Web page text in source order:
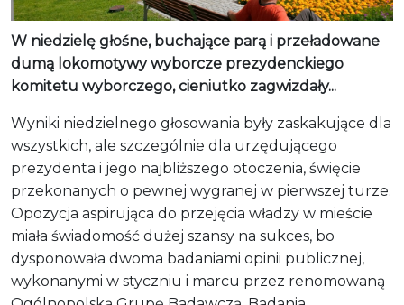
W niedzielę głośne, buchające parą i przeładowane
dumą lokomotywy wyborcze prezydenckiego
komitetu wyborczego, cieniutko zagwizdały...
Wyniki niedzielnego głosowania były zaskakujące dla
wszystkich, ale szczególnie dla urzędującego
prezydenta i jego najbliższego otoczenia, święcie
przekonanych o pewnej wygranej w pierwszej turze.
Opozycja aspirująca do przejęcia władzy w mieście
miała świadomość dużej szansy na sukces, bo
dysponowała dwoma badaniami opinii publicznej,
wykonanymi w styczniu i marcu przez renomowaną